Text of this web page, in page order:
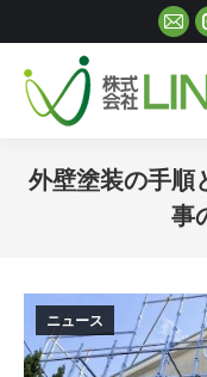
ペ
ー
ジ
新
し
ィ
ン
ド
外壁塗装の手順
事
ニュース